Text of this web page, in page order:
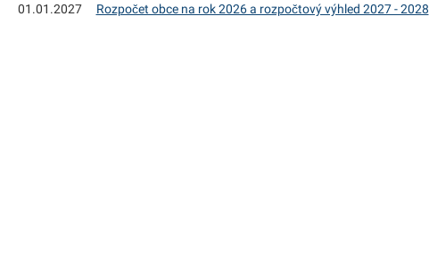
01.01.2027 Rozpočet obce na rok 2026 a rozpočtový výhled 2027 - 2028